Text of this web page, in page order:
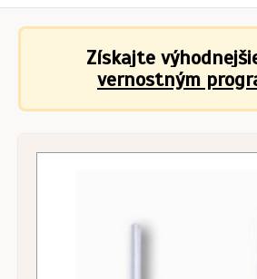
Získajte
vernostným